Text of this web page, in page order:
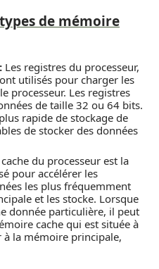
de mémoire
Les registres du processeur,
utilisés pour charger les
processeur. Les registres
de taille 32 ou 64 bits.
rapide de stockage de
de stocker des données
cache du processeur est la
pour accélérer les
les plus fréquemment
et les stocke. Lorsque
donnée particulière, il peut
cache qui est située à
à la mémoire principale,